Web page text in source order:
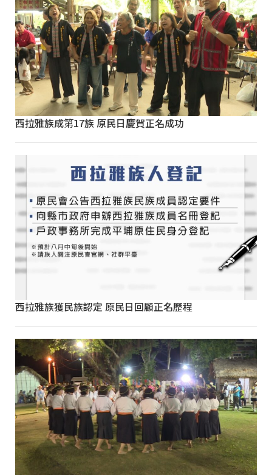
西拉雅族成第17族 原民日慶賀正名成功
西拉雅族獲民族認定 原民日回顧正名歷程